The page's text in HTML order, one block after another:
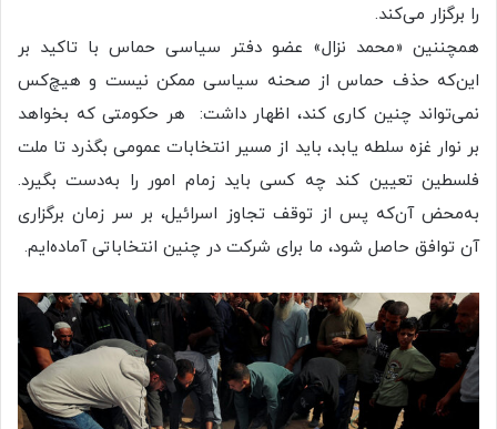
را برگزار می‌کند.
همچننین «محمد نزال» عضو دفتر سیاسی حماس با تاکید بر
این‌که حذف حماس از صحنه سیاسی ممکن نیست و هیچ‌کس
نمی‌تواند چنین کاری کند، اظهار داشت: هر حکومتی که بخواهد
بر نوار غزه سلطه یابد، باید از مسیر انتخابات عمومی بگذرد تا ملت
فلسطین تعیین کند چه کسی باید زمام امور را به‌دست بگیرد.
به‌محض آن‌که پس از توقف تجاوز اسرائیل، بر سر زمان برگزاری
آن توافق حاصل شود، ما برای شرکت در چنین انتخاباتی آماده‌ایم.